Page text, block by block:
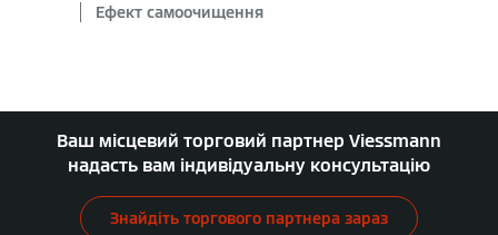
Ефект самоочищення
Ваш місцевий торговий партнер Viessmann
надасть вам індивідуальну консультацію
Знайдіть торгового партнера зараз